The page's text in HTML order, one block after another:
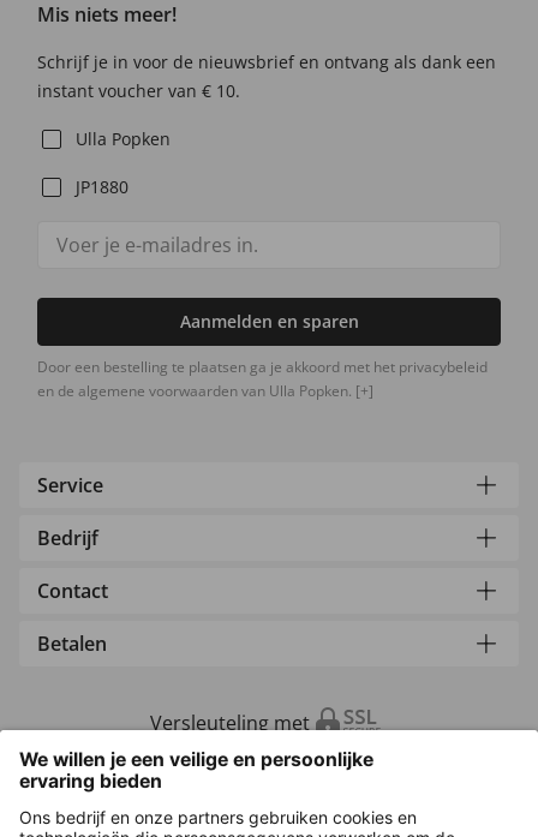
Mis niets meer!
Schrijf je in voor de nieuwsbrief en ontvang als dank een
instant voucher van € 10.
Ulla Popken
JP1880
Aanmelden en sparen
Door een bestelling te plaatsen ga je akkoord met het privacybeleid
en de algemene voorwaarden van Ulla Popken. [+]
Service
Bedrijf
Contact
Betalen
Versleuteling met
Overige webwinkels